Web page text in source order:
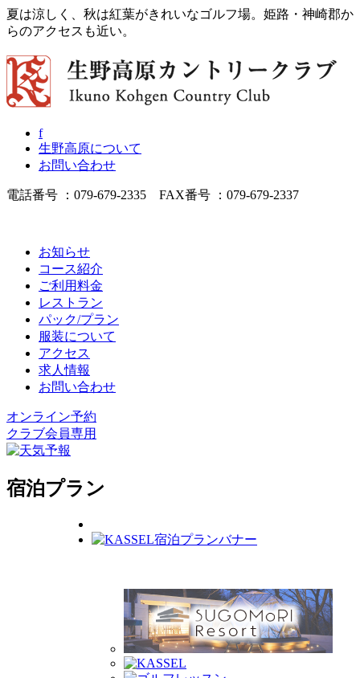
夏は涼しく、秋は紅葉がきれいなゴルフ場。姫路・神崎郡か
らのアクセスも近い。
f
生野高原について
お問い合わせ
電話番号 ：079-679-2335 FAX番号 ：079-679-2337
お知らせ
コース紹介
ご利用料金
レストラン
パック/プラン
服装について
アクセス
求人情報
お問い合わせ
オンライン予約
クラブ会員専用
宿泊プラン